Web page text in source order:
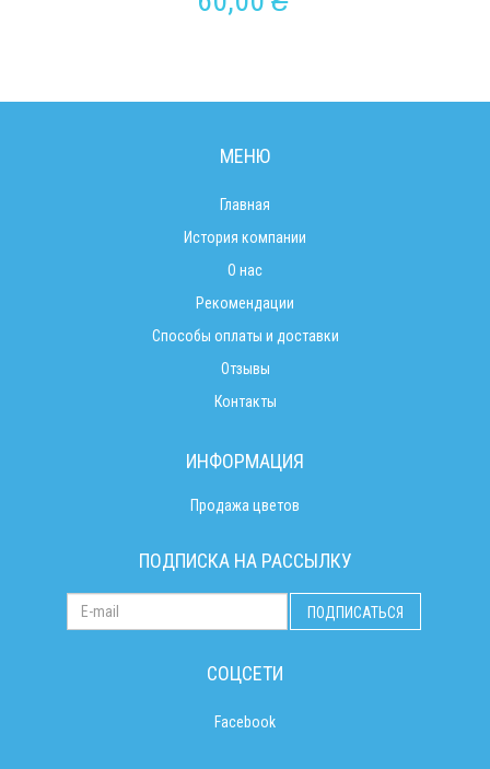
МЕНЮ
Главная
История компании
О нас
Рекомендации
Способы оплаты и доставки
Отзывы
Контакты
ИНФОРМАЦИЯ
Продажа цветов
ПОДПИСКА НА РАССЫЛКУ
ПОДПИСАТЬСЯ
СОЦСЕТИ
Facebook